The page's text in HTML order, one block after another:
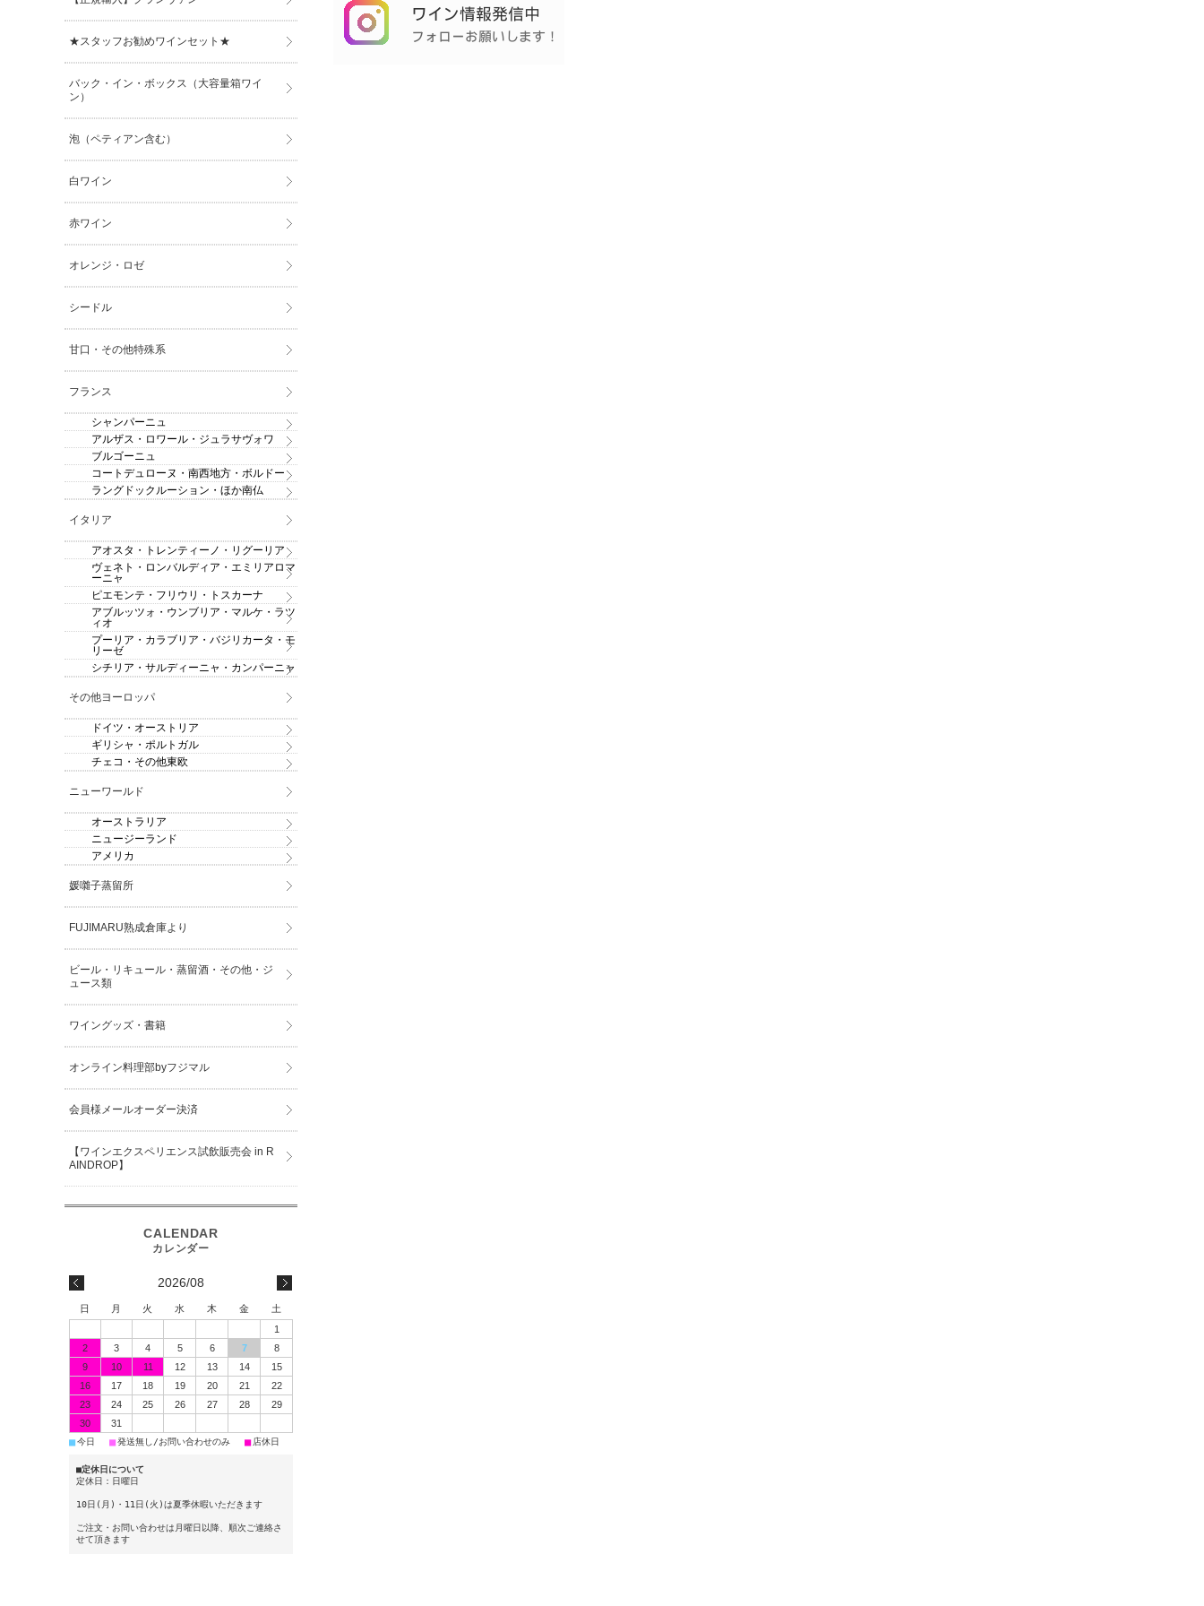
★スタッフお勧めワインセット★
バック・イン・ボックス（大容量箱ワイ
ン）
泡（ペティアン含む）
白ワイン
赤ワイン
オレンジ・ロゼ
シードル
甘口・その他特殊系
フランス
シャンパーニュ
アルザス・ロワール・ジュラサヴォワ
ブルゴーニュ
コートデュローヌ・南西地方・ボルドー
ラングドックルーション・ほか南仏
イタリア
アオスタ・トレンティーノ・リグーリア
ヴェネト・ロンバルディア・エミリアロマ
ーニャ
ピエモンテ・フリウリ・トスカーナ
アブルッツォ・ウンブリア・マルケ・ラツ
ィオ
プーリア・カラブリア・バジリカータ・モ
リーゼ
シチリア・サルディーニャ・カンパーニャ
その他ヨーロッパ
ドイツ・オーストリア
ギリシャ・ポルトガル
チェコ・その他東欧
ニューワールド
オーストラリア
ニュージーランド
アメリカ
媛囃子蒸留所
FUJIMARU熟成倉庫より
ビール・リキュール・蒸留酒・その他・ジ
ュース類
ワイングッズ・書籍
オンライン料理部byフジマル
会員様メールオーダー決済
【ワインエクスペリエンス試飲販売会 in R
AINDROP】
2026/08
日 月 火 水 木 金
土
1
2
3 4 5 6 7
8
9
10 11 12 13 14
15
16
17 18 19 20 21
22
23
24 25 26 27 28
29
30
31
■今日 ■発送無し/お問い合わせのみ ■ 店休日
■定休日について
定休日：日曜日
10日(月)・11日(火)は夏季休暇いただきます
ご注文・お問い合わせは月曜日以降、順次ご連絡さ
せて頂きます